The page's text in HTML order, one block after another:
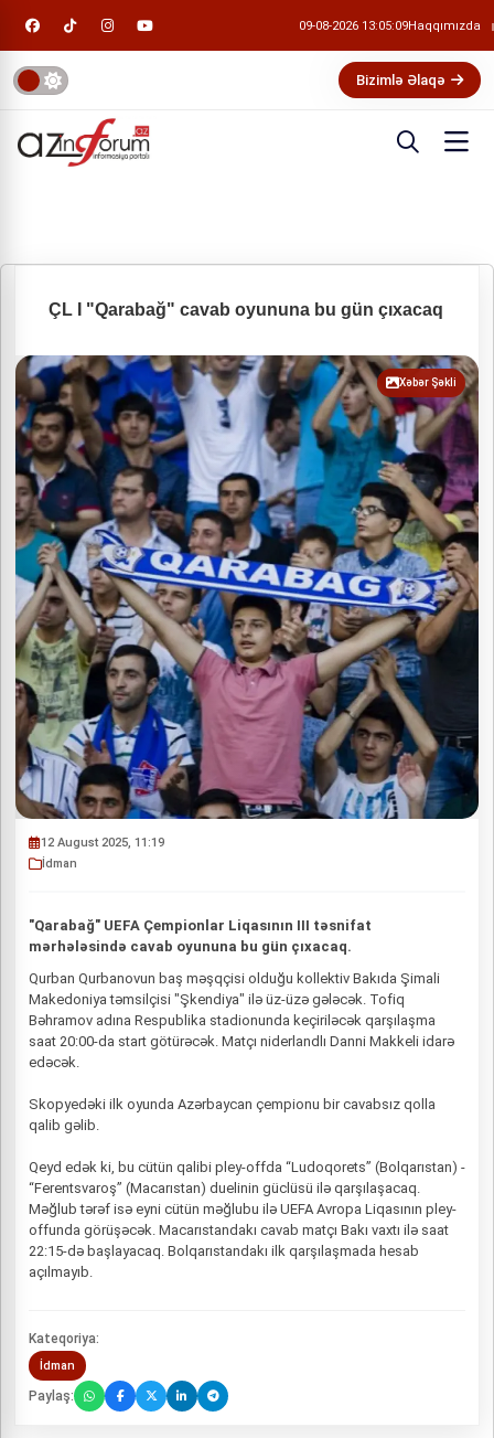
09-08-2026 13:05:09Haqqımızda
Bizimlə Əlaqə
ÇL I "Qarabağ" cavab oyununa bu gün çıxacaq
Xəbər Şəkli
12 August 2025, 11:19
İdman
"Qarabağ" UEFA Çempionlar Liqasının III təsnifat
mərhələsində cavab oyununa bu gün çıxacaq.
Qurban Qurbanovun baş məşqçisi olduğu kollektiv Bakıda Şimali
Makedoniya təmsilçisi "Şkendiya" ilə üz-üzə gələcək. Tofiq
Bəhramov adına Respublika stadionunda keçiriləcək qarşılaşma
saat 20:00-da start götürəcək. Matçı niderlandlı Danni Makkeli idarə
edəcək.
Skopyedəki ilk oyunda Azərbaycan çempionu bir cavabsız qolla
qalib gəlib.
Qeyd edək ki, bu cütün qalibi pley-offda “Ludoqorets” (Bolqarıstan) -
“Ferentsvaroş” (Macarıstan) duelinin güclüsü ilə qarşılaşacaq.
Məğlub tərəf isə eyni cütün məğlubu ilə UEFA Avropa Liqasının pley-
offunda görüşəcək. Macarıstandakı cavab matçı Bakı vaxtı ilə saat
22:15-də başlayacaq. Bolqarıstandakı ilk qarşılaşmada hesab
açılmayıb.
Kateqoriya:
İdman
Paylaş: